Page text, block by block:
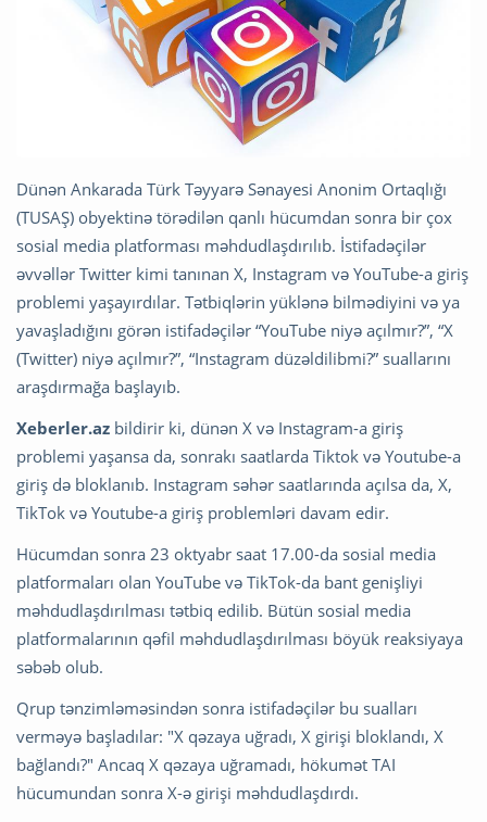
Dünən Ankarada Türk Təyyarə Sənayesi Anonim Ortaqlığı
(TUSAŞ) obyektinə törədilən qanlı hücumdan sonra bir çox
sosial media platforması məhdudlaşdırılıb. İstifadəçilər
əvvəllər Twitter kimi tanınan X, Instagram və YouTube-a giriş
problemi yaşayırdılar. Tətbiqlərin yüklənə bilmədiyini və ya
yavaşladığını görən istifadəçilər “YouTube niyə açılmır?”, “X
(Twitter) niyə açılmır?”, “Instagram düzəldilibmi?” suallarını
araşdırmağa başlayıb.
Xeberler.az bildirir ki, dünən X və Instagram-a giriş
problemi yaşansa da, sonrakı saatlarda Tiktok və Youtube-a
giriş də bloklanıb. Instagram səhər saatlarında açılsa da, X,
TikTok və Youtube-a giriş problemləri davam edir.
Hücumdan sonra 23 oktyabr saat 17.00-da sosial media
platformaları olan YouTube və TikTok-da bant genişliyi
məhdudlaşdırılması tətbiq edilib. Bütün sosial media
platformalarının qəfil məhdudlaşdırılması böyük reaksiyaya
səbəb olub.
Qrup tənzimləməsindən sonra istifadəçilər bu sualları
verməyə başladılar: "X qəzaya uğradı, X girişi bloklandı, X
bağlandı?" Ancaq X qəzaya uğramadı, hökumət TAI
hücumundan sonra X-ə girişi məhdudlaşdırdı.